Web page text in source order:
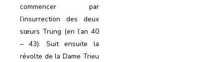
commencer par
l’insurrection des deux
sœurs Trung (en l’an 40
– 43). Suit ensuite la
révolte de la Dame Trieu